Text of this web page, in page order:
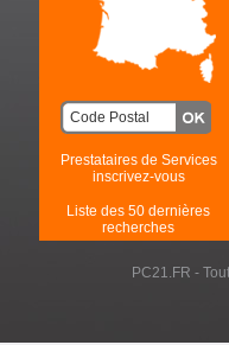
Prestataires de Services
inscrivez-vous
Liste des 50 dernières
recherches
PC21.FR -